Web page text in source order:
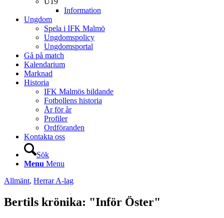
Information
Ungdom
Spela i IFK Malmö
Ungdomspolicy
Ungdomsportal
Gå på match
Kalendarium
Marknad
Historia
IFK Malmös bildande
Fotbollens historia
År för år
Profiler
Ordföranden
Kontakta oss
Sök
Menu Menu
Allmänt, Herrar A-lag
Bertils krönika: "Inför Öster"